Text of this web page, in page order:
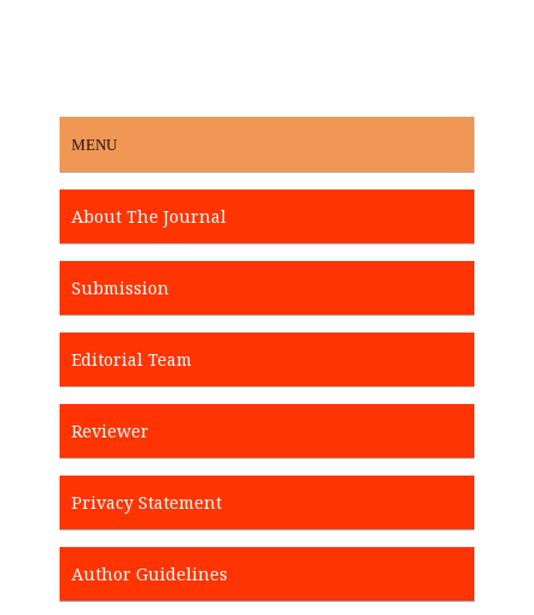
MENU
About The Journal
Submission
Editorial Team
Reviewer
Privacy Statement
Author Guidelines